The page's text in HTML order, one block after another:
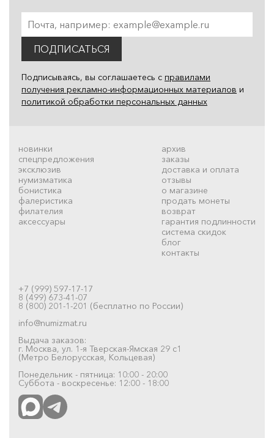
ПОДПИСАТЬСЯ
Подписываясь, вы соглашаетесь с правилами
получения рекламно-информационных материалов и
политикой обработки персональных данных
новинки
спецпредложения
эксклюзив
нумизматика
бонистика
фалеристика
филателия
аксессуары
архив
заказы
доставка и оплата
отзывы
о магазине
продать монеты
возврат
гарантия подлинности
система скидок
блог
контакты
+7 (999) 597-17-17
8 (499) 673-41-07
8 (800) 201-1-201 (бесплатно по России)
info@numizmat.ru
Выдача заказов:
г. Москва, ул. 1-я Тверская-Ямская 29 с1
(Метро Белорусская, Кольцевая)
Понедельник - пятница: 10:00 - 20:00
Суббота - воскресенье: 12:00 - 18:00